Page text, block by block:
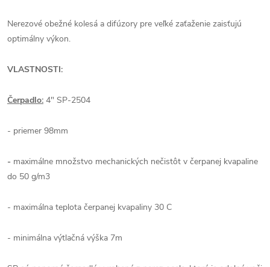
Nerezové obežné kolesá a difúzory pre veľké zaťaženie zaisťujú
optimálny výkon.
VLASTNOSTI:
Čerpadlo: 4" SP-2504
- priemer 98mm
- maximálne množstvo mechanických nečistôt v čerpanej kvapaline
do 50 g/m3
- maximálna teplota čerpanej kvapaliny 30 C
- minimálna výtlačná výška 7m